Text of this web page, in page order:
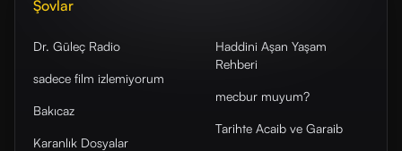
Şovlar
Dr. Güleç Radio
sadece film izlemiyorum
Bakıcaz
Karanlık Dosyalar
Haddini Aşan Yaşam
Rehberi
mecbur muyum?
Tarihte Acaib ve Garaib